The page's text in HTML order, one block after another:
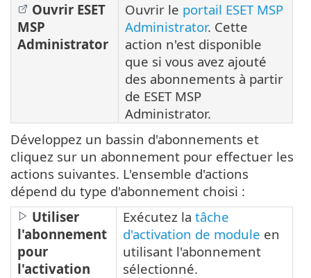
Ouvrir ESET
MSP
Administrator
Ouvrir le portail ESET MSP
Administrator. Cette
action n'est disponible
que si vous avez ajouté
des abonnements à partir
de ESET MSP
Administrator.
Développez un bassin d'abonnements et
cliquez sur un abonnement pour effectuer les
actions suivantes. L'ensemble d'actions
dépend du type d'abonnement choisi :
Utiliser
l'abonnement
pour
l'activation
Exécutez la tâche
d'activation de module en
utilisant l'abonnement
sélectionné.